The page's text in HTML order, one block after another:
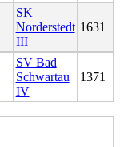
SK
Norderstedt
III
1631
SV Bad
Schwartau
IV
1371